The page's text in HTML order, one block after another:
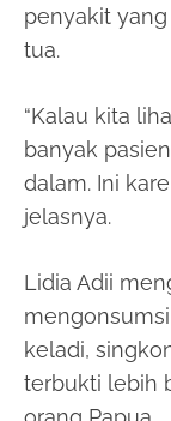
penyakit
tua.
“Kalau kita
banyak
dalam. Ini
jelasnya.
Lidia Adii
keladi,
terbukti lebih